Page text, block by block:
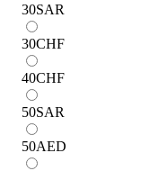
30SAR
30CHF
40CHF
50SAR
50AED